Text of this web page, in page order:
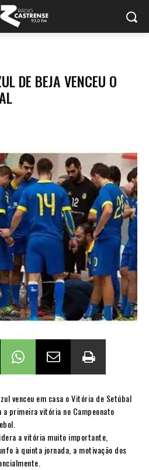
DE BEJA VENCEU O
venceu em casa o Vitória de Setúbal
primeira vitória no Campeonato
a vitória muito importante,
à quinta jornada, a motivação dos